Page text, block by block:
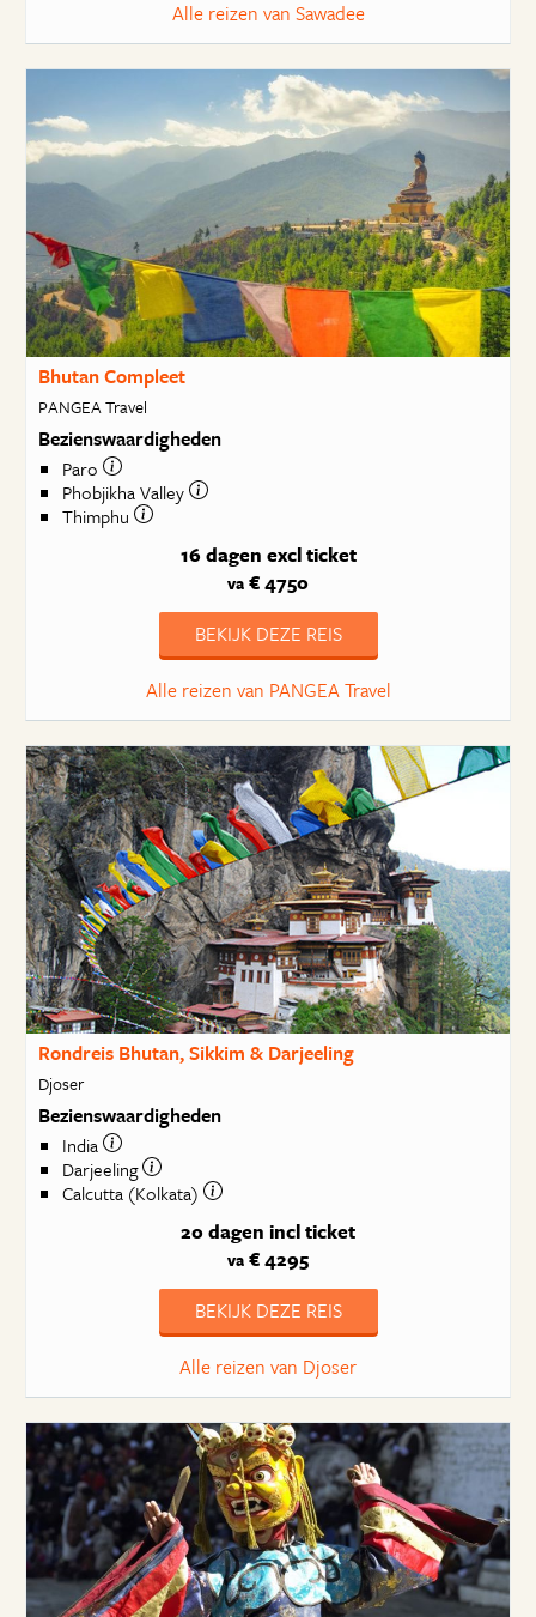
Alle reizen van Sawadee
Bhutan Compleet
PANGEA Travel
Bezienswaardigheden
Paro
Phobjikha Valley
Thimphu
16 dagen excl ticket
va € 4750
BEKIJK DEZE REIS
Alle reizen van PANGEA Travel
Rondreis Bhutan, Sikkim & Darjeeling
Djoser
Bezienswaardigheden
India
Darjeeling
Calcutta (Kolkata)
20 dagen incl ticket
va € 4295
BEKIJK DEZE REIS
Alle reizen van Djoser